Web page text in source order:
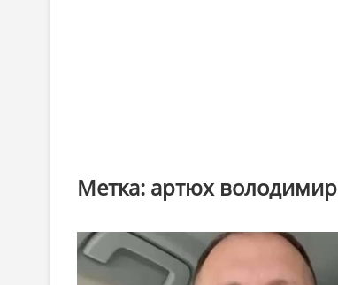
Метка: артюх володимир